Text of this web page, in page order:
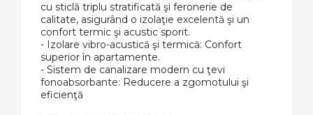
cu sticlă triplu stratificată şi feronerie de
calitate, asigurând o izolaţie excelentă şi un
confort termic şi acustic sporit.
- Izolare vibro-acustică şi termică: Confort
superior în apartamente.
- Sistem de canalizare modern cu ţevi
fonoabsorbante: Reducere a zgomotului şi
eficienţă